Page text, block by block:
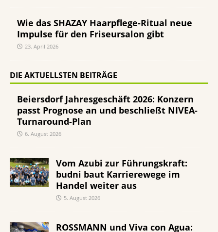
Wie das SHAZAY Haarpflege-Ritual neue
Impulse für den Friseursalon gibt
23. April 2026
DIE AKTUELLSTEN BEITRÄGE
Beiersdorf Jahresgeschäft 2026: Konzern
passt Prognose an und beschließt NIVEA-
Turnaround-Plan
6. August 2026
Vom Azubi zur Führungskraft:
budni baut Karrierewege im
Handel weiter aus
5. August 2026
ROSSMANN und Viva con Agua: